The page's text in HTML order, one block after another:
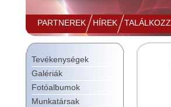
PARTNEREK HÍREK
Tevékenységek
Galériák
Fotóalbumok
Munkatársak